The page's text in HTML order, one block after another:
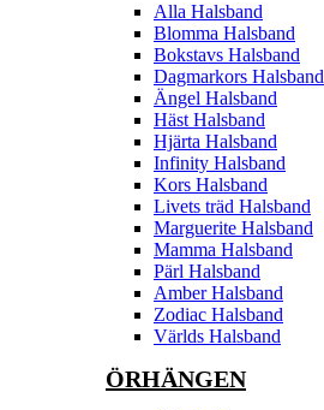
Alla Halsband
Blomma Halsband
Bokstavs Halsband
Dagmarkors Halsband
Ängel Halsband
Häst Halsband
Hjärta Halsband
Infinity Halsband
Kors Halsband
Livets träd Halsband
Marguerite Halsband
Mamma Halsband
Pärl Halsband
Amber Halsband
Zodiac Halsband
Världs Halsband
ÖRHÄNGEN